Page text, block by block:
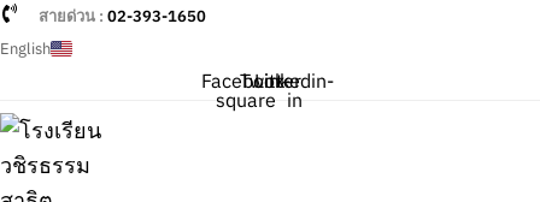
Skip links
Skip to primary navigation
Skip to content
สายด่วน : 02-393-1650
English
Facebook-
square
Twitter
Linkedin-
in